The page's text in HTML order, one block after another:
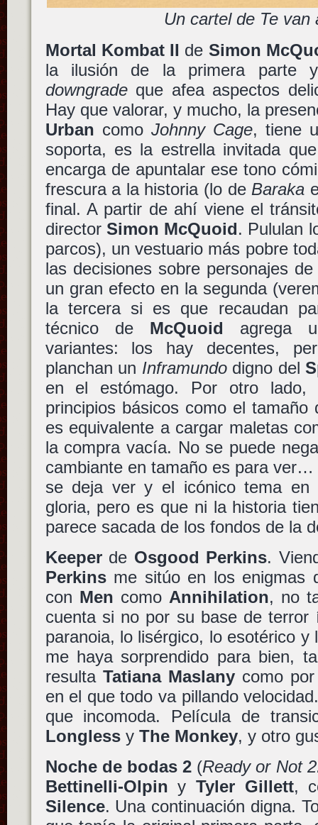
Un cartel de Te van
Mortal Kombat II de Simon
la ilusión de la primera parte
downgradeque afea aspectos
Hay que valorar, y mucho, la
Urban como Johnny Cage, tiene
soporta, es la estrella invitada
encarga de apuntalar ese tono
frescura a la historia (lo de Baraka
final. A partir de ahí viene el
director Simon McQuoid. Pululan
parcos), un vestuario más pobre
las decisiones sobre personajes
un gran efecto en la segunda
la tercera si es que recaudan
técnico de McQuoid agrega
variantes: los hay decentes,
planchan un Inframundodigno del
en el estómago. Por otro lado,
principios básicos como el tamaño
es equivalente a cargar maletas
la compra vacía. No se puede
cambiante en tamaño es para
se deja ver y el icónico tema en
gloria, pero es que ni la historia
parece sacada de los fondos de la
Keeperde Osgood Perkins.
Perkinsme sitúo en los enigmas
con Men como Annihilation, no
cuenta si no por su base de terror
paranoia, lo lisérgico, lo esotérico
me haya sorprendido para bien,
resulta Tatiana Maslanycomo por
en el que todo va pillando
que incomoda. Película de
Longlessy The Monkey, y otro
Noche de bodas 2 (Ready or Not
Bettinelli-Olpin y Tyler Gillett,
Silence. Una continuación digna.